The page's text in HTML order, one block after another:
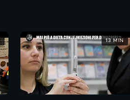
13 MIN